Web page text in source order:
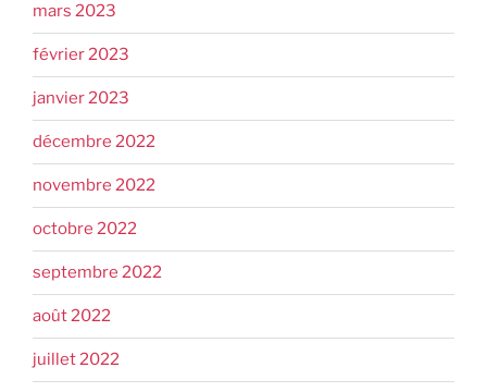
mars 2023
février 2023
janvier 2023
décembre 2022
novembre 2022
octobre 2022
septembre 2022
août 2022
juillet 2022